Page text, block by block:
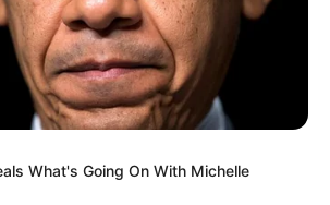
What's Going On With Michelle